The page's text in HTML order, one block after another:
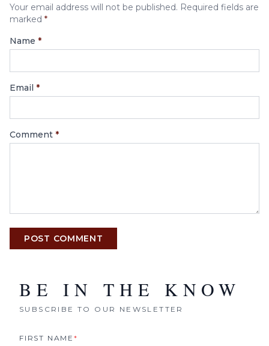
Your email address will not be published. Required fields are
marked *
Name *
Email *
Comment *
POST COMMENT
BE IN THE KNOW
SUBSCRIBE TO OUR NEWSLETTER
FIRST NAME*